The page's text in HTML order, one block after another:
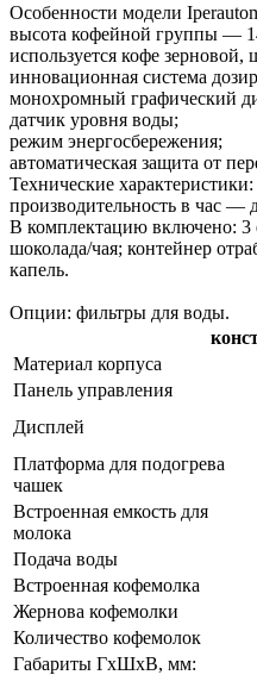
Особенности модели
высота кофейной группы —
используется кофе зерновой,
инновационная система
монохромный графический
датчик уровня воды;
режим энергосбережения;
автоматическая защита от
Технические характеристики:
производительность в час —
В комплектацию включено: 3
шоколада/чая; контейнер
капель.
Опции: фильтры для воды.
Материал корпуса
Панель управления
Дисплей
Платформа для подогрева
чашек
Встроенная емкость для
молока
Подача воды
Встроенная кофемолка
Жернова кофемолки
Количество кофемолок
Габариты ГхШхВ, мм: